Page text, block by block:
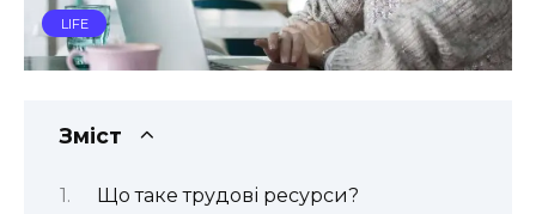
LIFE
Зміст
Що таке трудові ресурси?